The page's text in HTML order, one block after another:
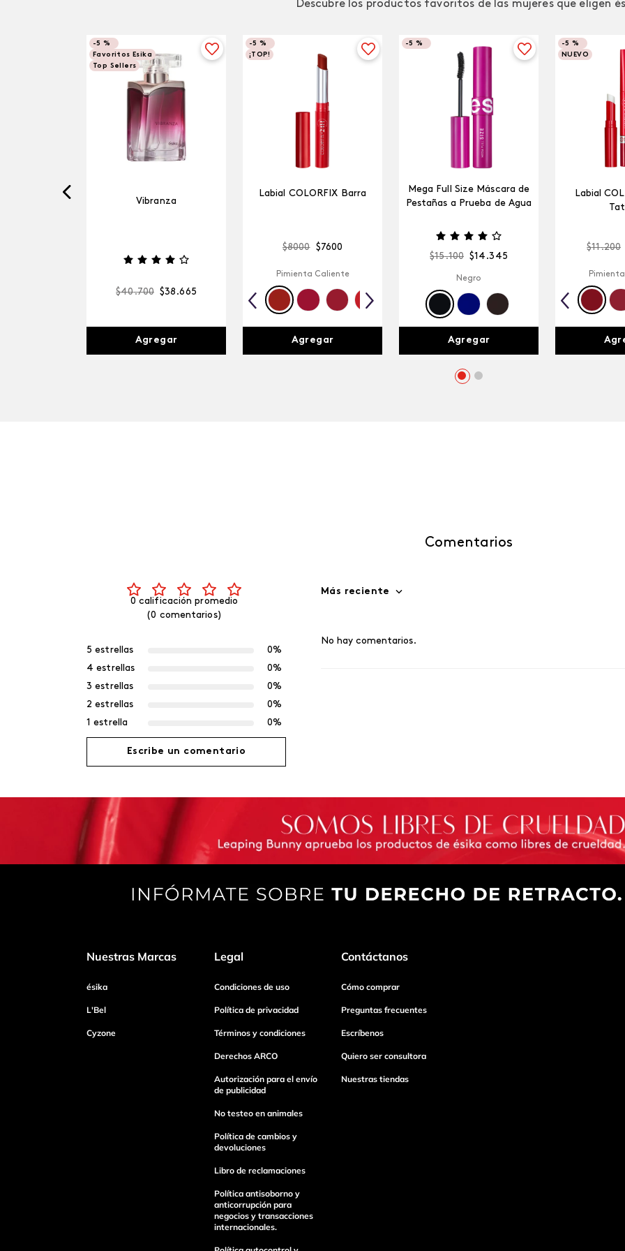
Descubre los productos favoritos de las mujeres que eligen
-5 %
Favoritos Esika
Top Sellers
Vibranza
$40.700 $38 .665
Agregar
-5 %
¡TOP!
Labial COLORFIX Barra
$8000 $7600
Pimienta Caliente
Agregar
-5 %
Mega Full Size Máscara de
Pestañas a Prueba de Agua
$15.100 $14 .345
Negro
Agregar
-5 %
NUEVO
Labial
$11.200
Comentarios
0 calificación promedio
(0 comentarios)
5 estrellas
0%
4 estrellas
0%
3 estrellas
0%
2 estrellas
0%
1 estrella
0%
Escribe un comentario
Agregar comentario
Título
Escribe un comentario
Enviar Comentario
Más reciente
No hay comentarios.
Nuestras Marcas
ésika
L'Bel
Cyzone
Legal
Condiciones de uso
Política de privacidad
Términos y condiciones
Derechos ARCO
Autorización para el envío
de publicidad
No testeo en animales
Política de cambios y
devoluciones
Libro de reclamaciones
Política antisoborno y
anticorrupción para
negocios y transacciones
internacionales.
Contáctanos
Cómo comprar
Preguntas frecuentes
Escríbenos
Quiero ser consultora
Nuestras tiendas